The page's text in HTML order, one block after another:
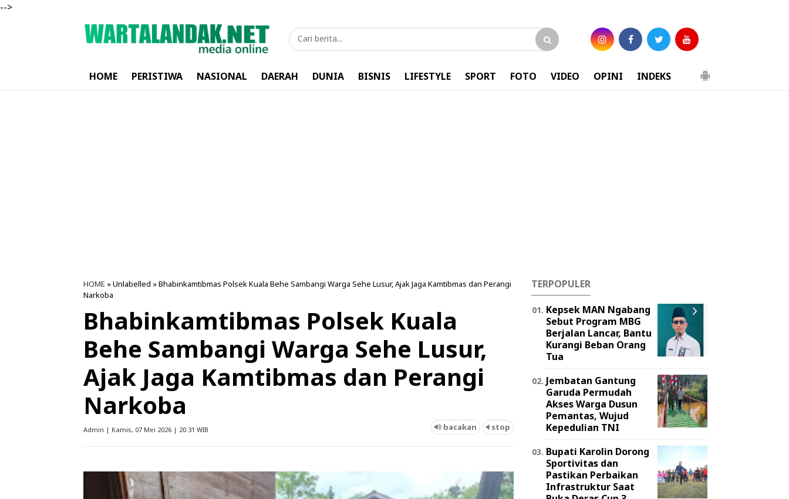
-->
HOME PERISTIWA NASIONAL DAERAH DUNIA BISNIS LIFESTYLE SPORT FOTO VIDEO OPINI INDEKS
HOME » Unlabelled » Bhabinkamtibmas Polsek Kuala Behe Sambangi Warga Sehe Lusur, Ajak Jaga Kamtibmas dan Perangi
Narkoba
Bhabinkamtibmas Polsek Kuala
Behe Sambangi Warga Sehe Lusur,
Ajak Jaga Kamtibmas dan Perangi
Narkoba
Admin | Kamis, 07 Mei 2026 | 20.31 WIB bacakan stop
TERPOPULER
Kepsek MAN Ngabang
Sebut Program MBG
Berjalan Lancar, Bantu
Kurangi Beban Orang
Tua
Jembatan Gantung
Garuda Permudah
Akses Warga Dusun
Pemantas, Wujud
Kepedulian TNI
Bupati Karolin Dorong
Sportivitas dan
Pastikan Perbaikan
Infrastruktur Saat